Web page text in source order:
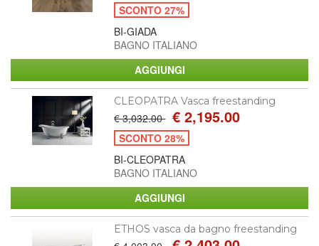
SCONTO 27%
BI-GIADA
BAGNO ITALIANO
CLEOPATRA Vasca freestanding
€ 3,032.00 € 2,195.00
SCONTO 28%
BI-CLEOPATRA
BAGNO ITALIANO
ETHOS vasca da bagno freestanding